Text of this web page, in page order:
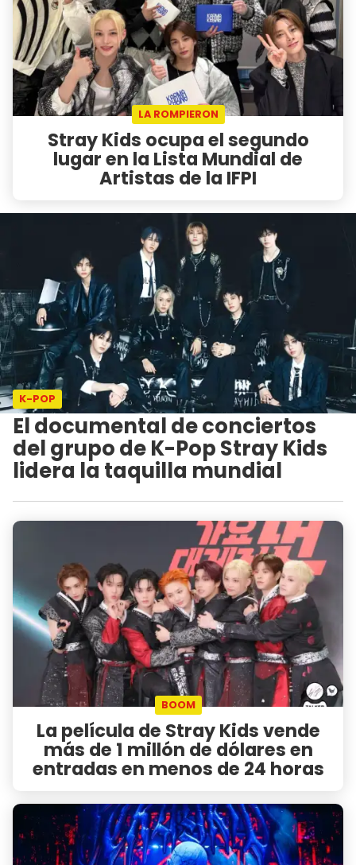
LA ROMPIERON
Stray Kids ocupa el segundo
lugar en la Lista Mundial de
Artistas de la IFPI
K-POP
El documental de conciertos
del grupo de K-Pop Stray Kids
lidera la taquilla mundial
BOOM
La película de Stray Kids vende
más de 1 millón de dólares en
entradas en menos de 24 horas